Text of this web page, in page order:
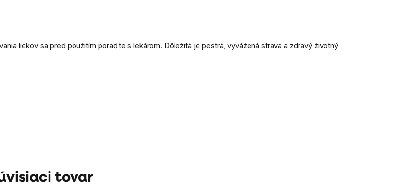
liekov sa pred použitím poraďte s lekárom. Dôležitá je pestrá, vyvážená strava a zdravý životný
tovar